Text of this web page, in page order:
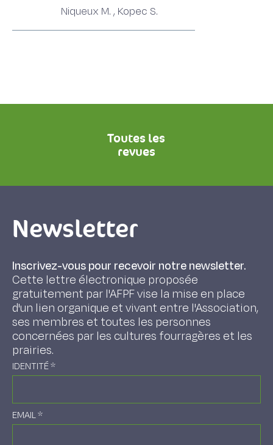
Niqueux M. , Kopec S.
Toutes les
revues
Newsletter
Inscrivez-vous pour recevoir notre newsletter.
Cette lettre électronique proposée
gratuitement par l'AFPF vise la mise en place
d'un lien organique et vivant entre l'Association,
ses membres et toutes les personnes
concernées par les cultures fourragères et les
prairies.
IDENTITÉ*
EMAIL*